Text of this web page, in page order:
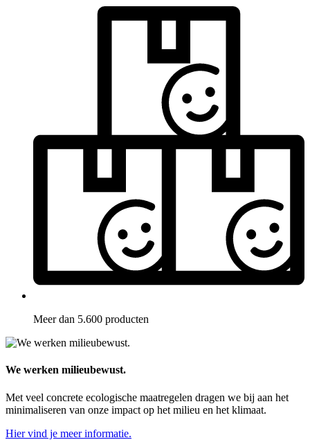
Meer dan 5.600 producten
We werken milieubewust.
Met veel concrete ecologische maatregelen dragen we bij aan het
minimaliseren van onze impact op het milieu en het klimaat.
Hier vind je meer informatie.